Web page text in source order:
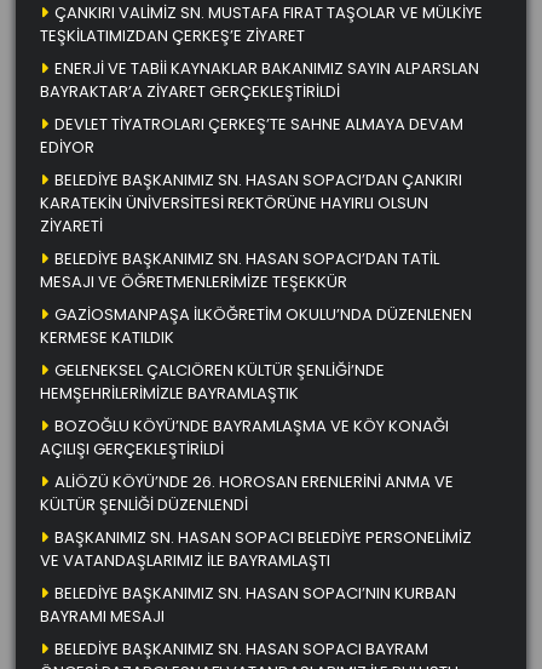
ÇANKIRI VALİMİZ SN. MUSTAFA FIRAT TAŞOLAR VE MÜLKİYE
TEŞKİLATIMIZDAN ÇERKEŞ’E ZİYARET
ENERJİ VE TABİİ KAYNAKLAR BAKANIMIZ SAYIN ALPARSLAN
BAYRAKTAR’A ZİYARET GERÇEKLEŞTİRİLDİ
DEVLET TİYATROLARI ÇERKEŞ’TE SAHNE ALMAYA DEVAM
EDİYOR
BELEDİYE BAŞKANIMIZ SN. HASAN SOPACI’DAN ÇANKIRI
KARATEKİN ÜNİVERSİTESİ REKTÖRÜNE HAYIRLI OLSUN
ZİYARETİ
BELEDİYE BAŞKANIMIZ SN. HASAN SOPACI’DAN TATİL
MESAJI VE ÖĞRETMENLERİMİZE TEŞEKKÜR
GAZİOSMANPAŞA İLKÖĞRETİM OKULU’NDA DÜZENLENEN
KERMESE KATILDIK
GELENEKSEL ÇALCIÖREN KÜLTÜR ŞENLİĞİ’NDE
HEMŞEHRİLERİMİZLE BAYRAMLAŞTIK
BOZOĞLU KÖYÜ’NDE BAYRAMLAŞMA VE KÖY KONAĞI
AÇILIŞI GERÇEKLEŞTİRİLDİ
ALİÖZÜ KÖYÜ’NDE 26. HOROSAN ERENLERİNİ ANMA VE
KÜLTÜR ŞENLİĞİ DÜZENLENDİ
BAŞKANIMIZ SN. HASAN SOPACI BELEDİYE PERSONELİMİZ
VE VATANDAŞLARIMIZ İLE BAYRAMLAŞTI
BELEDİYE BAŞKANIMIZ SN. HASAN SOPACI’NIN KURBAN
BAYRAMI MESAJI
BELEDİYE BAŞKANIMIZ SN. HASAN SOPACI BAYRAM